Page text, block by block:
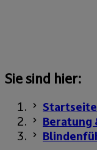
Sie sind hier:
Startseite
Beratung